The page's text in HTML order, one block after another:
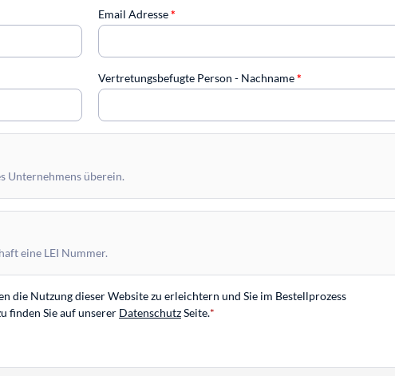
Email Adresse*
Vertretungsbefugte Person - Nachname*
Unternehmens überein.
eine LEI Nummer.
die Nutzung dieser Website zu erleichtern und Sie im Bestellprozess
finden Sie auf unserer DatenschutzSeite.